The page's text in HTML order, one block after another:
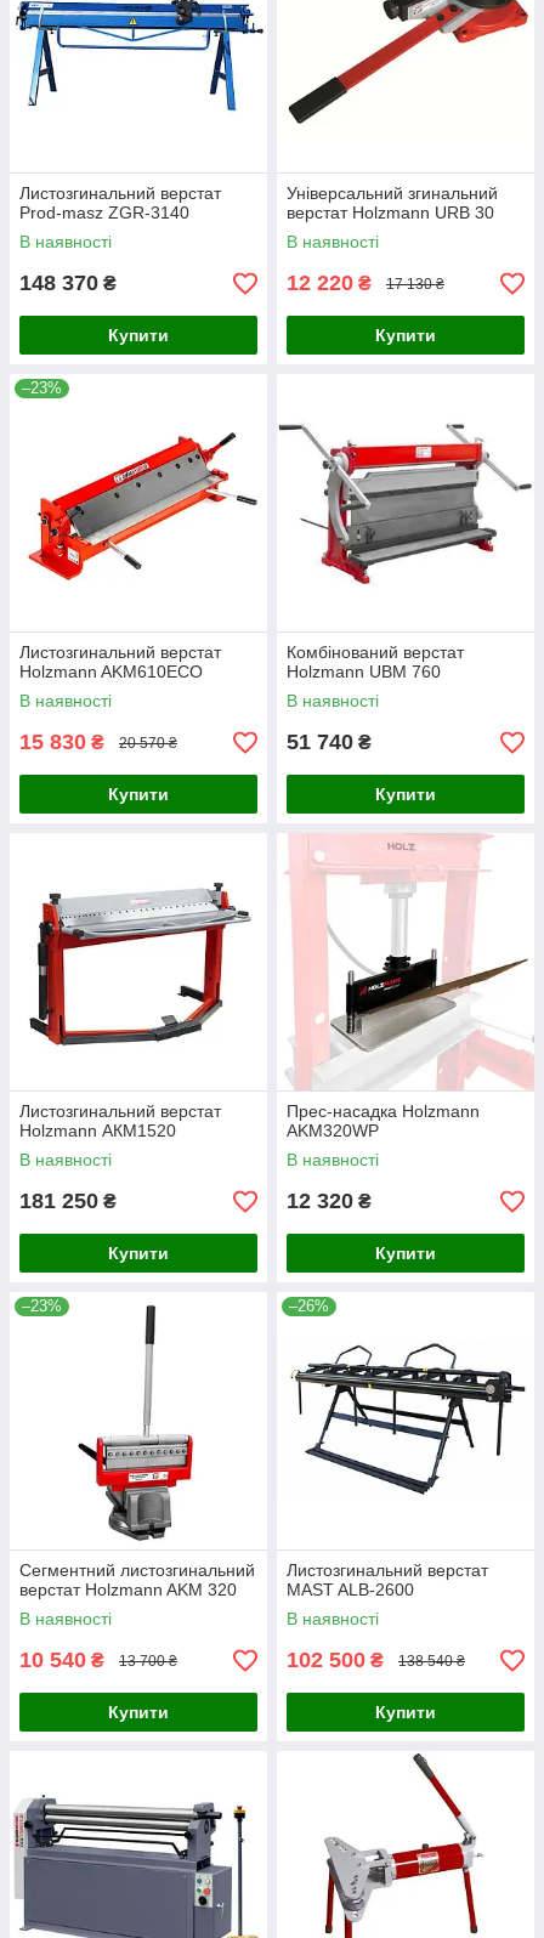
Листозгинальний верстат
Prod-masz ZGR-3140
В наявності
148 370 ₴
Купити
Універсальний згинальний
верстат Holzmann URB 30
В наявності
12 220 ₴ 17 130 ₴
Купити
–23%
Листозгинальний верстат
Holzmann AKM610ECO
В наявності
15 830 ₴ 20 570 ₴
Купити
Комбінований верстат
Holzmann UBM 760
В наявності
51 740 ₴
Купити
Листозгинальний верстат
Holzmann АКМ1520
В наявності
181 250 ₴
Купити
Прес-насадка Holzmann
AKM320WP
В наявності
12 320 ₴
Купити
–23%
Сегментний листозгинальний
верстат Holzmann AKM 320
В наявності
10 540 ₴ 13 700 ₴
Купити
–26%
Листозгинальний верстат
MAST ALB-2600
В наявності
102 500 ₴ 138 540 ₴
Купити